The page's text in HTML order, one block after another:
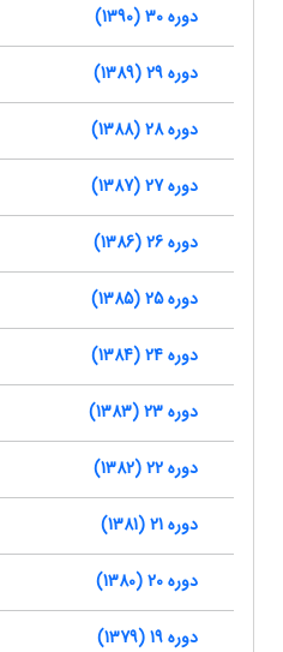
دوره 30 (1390)
دوره 29 (1389)
دوره 28 (1388)
دوره 27 (1387)
دوره 26 (1386)
دوره 25 (1385)
دوره 24 (1384)
دوره 23 (1383)
دوره 22 (1382)
دوره 21 (1381)
دوره 20 (1380)
دوره 19 (1379)